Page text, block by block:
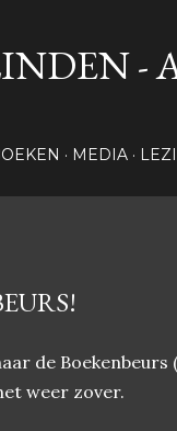
-
MEDIA
de Boekenbeurs
weer zover.